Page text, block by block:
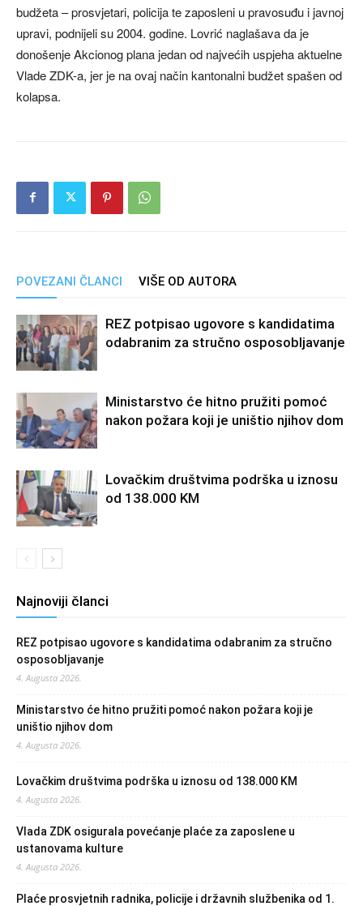
budžeta – prosvjetari, policija te zaposleni u pravosuđu i javnoj
upravi, podnijeli su 2004. godine. Lovrić naglašava da je
donošenje Akcionog plana jedan od najvećih uspjeha aktuelne
Vlade ZDK-a, jer je na ovaj način kantonalni budžet spašen od
kolapsa.
POVEZANI ČLANCI VIŠE OD AUTORA
REZ potpisao ugovore s kandidatima
odabranim za stručno osposobljavanje
Ministarstvo će hitno pružiti pomoć
nakon požara koji je uništio njihov dom
Lovačkim društvima podrška u iznosu
od 138.000 KM
Najnoviji članci
REZ potpisao ugovore s kandidatima odabranim za stručno
osposobljavanje
4. Augusta 2026.
Ministarstvo će hitno pružiti pomoć nakon požara koji je
uništio njihov dom
4. Augusta 2026.
Lovačkim društvima podrška u iznosu od 138.000 KM
4. Augusta 2026.
Vlada ZDK osigurala povećanje plaće za zaposlene u
ustanovama kulture
4. Augusta 2026.
Plaće prosvjetnih radnika, policije i državnih službenika od 1.